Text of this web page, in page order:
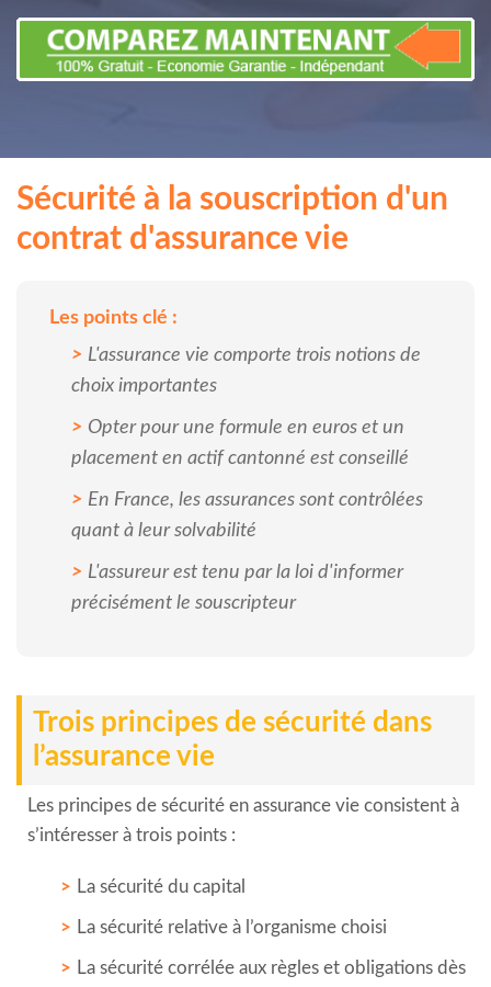
Sécurité à la souscription d'un
contrat d'assurance vie
Les points clé :
L'assurance vie comporte trois notions de
choix importantes
Opter pour une formule en euros et un
placement en actif cantonné est conseillé
En France, les assurances sont contrôlées
quant à leur solvabilité
L'assureur est tenu par la loi d'informer
précisément le souscripteur
Trois principes de sécurité dans
l’assurance vie
Les principes de sécurité en assurance vie consistent à
s’intéresser à trois points :
La sécurité du capital
La sécurité relative à l’organisme choisi
La sécurité corrélée aux règles et obligations dès